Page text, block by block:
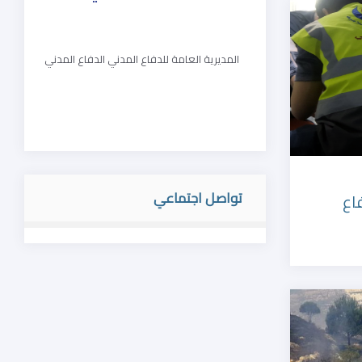
المديرية العامة للدفاع المدني الدفاع المدني
تواصل اجتماعي